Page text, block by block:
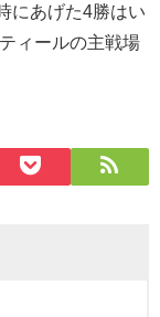
にあげた4勝はい
ィールの主戦場